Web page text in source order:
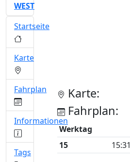
Karte:
Fahrplan:
Werktag
15
15:31
WEST
Startseite
Karte
Fahrplan
Informationen
Tags